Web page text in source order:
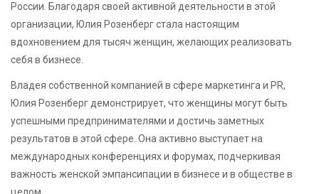
России. Благодаря своей активной деятельности в этой
организации, Юлия Розенберг стала настоящим
вдохновением для тысяч женщин, желающих реализовать
себя в бизнесе.
Владея собственной компанией в сфере маркетинга и PR,
Юлия Розенберг демонстрирует, что женщины могут быть
успешными предпринимателями и достичь заметных
результатов в этой сфере. Она активно выступает на
международных конференциях и форумах, подчеркивая
важность женской эмпансипации в бизнесе и в обществе в